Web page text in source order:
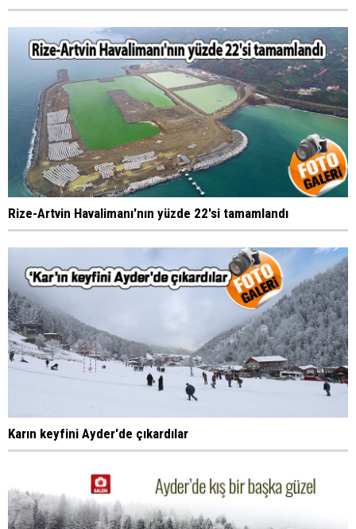
Rize-Artvin Havalimanı'nın yüzde 22'si tamamlandı
Karın keyfini Ayder'de çıkardılar